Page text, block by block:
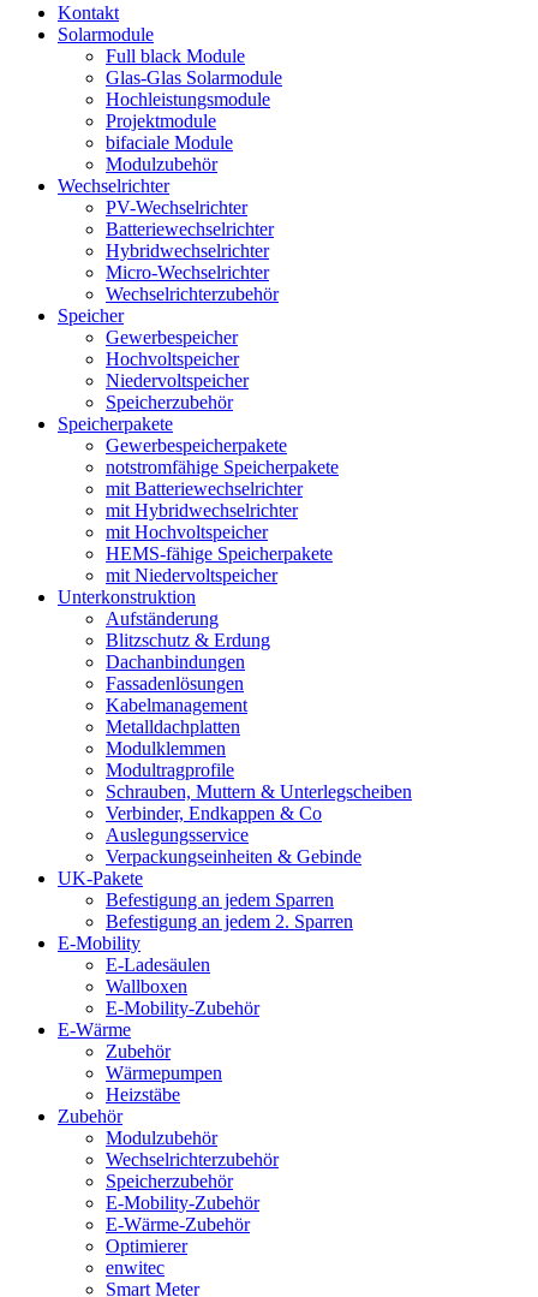
Kontakt
Solarmodule
Full black Module
Glas-Glas Solarmodule
Hochleistungsmodule
Projektmodule
bifaciale Module
Modulzubehör
Wechselrichter
PV-Wechselrichter
Batteriewechselrichter
Hybridwechselrichter
Micro-Wechselrichter
Wechselrichterzubehör
Speicher
Gewerbespeicher
Hochvoltspeicher
Niedervoltspeicher
Speicherzubehör
Speicherpakete
Gewerbespeicherpakete
notstromfähige Speicherpakete
mit Batteriewechselrichter
mit Hybridwechselrichter
mit Hochvoltspeicher
HEMS-fähige Speicherpakete
mit Niedervoltspeicher
Unterkonstruktion
Aufständerung
Blitzschutz & Erdung
Dachanbindungen
Fassadenlösungen
Kabelmanagement
Metalldachplatten
Modulklemmen
Modultragprofile
Schrauben, Muttern & Unterlegscheiben
Verbinder, Endkappen & Co
Auslegungsservice
Verpackungseinheiten & Gebinde
UK-Pakete
Befestigung an jedem Sparren
Befestigung an jedem 2. Sparren
E-Mobility
E-Ladesäulen
Wallboxen
E-Mobility-Zubehör
E-Wärme
Zubehör
Wärmepumpen
Heizstäbe
Zubehör
Modulzubehör
Wechselrichterzubehör
Speicherzubehör
E-Mobility-Zubehör
E-Wärme-Zubehör
Optimierer
enwitec
Smart Meter